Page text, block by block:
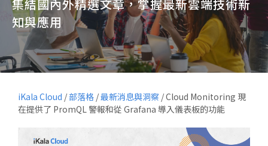
集結國內外精選文章，掌握最新雲端技術新
知與應用
iKala Cloud /部落格 /最新消息與洞察 /Cloud Monitoring 現
在提供了 PromQL 警報和從 Grafana 導入儀表板的功能